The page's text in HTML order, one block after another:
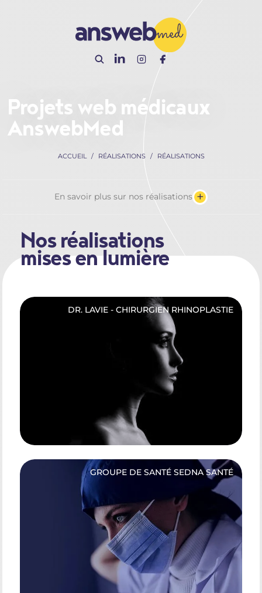
Projets web médicaux
AnswebMed
ACCUEIL RÉALISATIONS RÉALISATIONS
En savoir plus sur nos réalisations +
Nos réalisations
mises en lumière
DR. LAVIE - CHIRURGIEN RHINOPLASTIE
GROUPE DE SANTÉ SEDNA SANTÉ